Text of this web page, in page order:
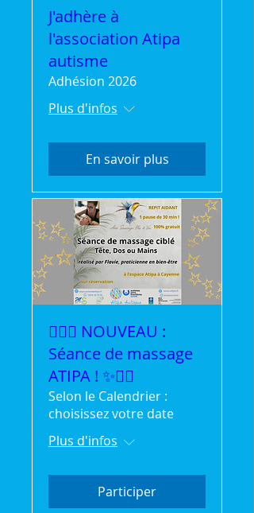
J'adhère à
l'association Atipa
autisme
Adhésion 2026
Plus d'infos
En savoir plus
💆‍♀️✨ NOUVEAU :
Séance de massage
ATIPA ! ✨💆‍♂️
Selon le Calendrier :
choisissez votre date
Plus d'infos
Participer